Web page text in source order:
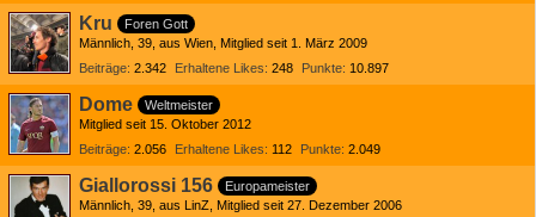
Kru
Foren Gott
Männlich 39 aus Wien Mitglied seit 1. März 2009
Beiträge 2.342 Erhaltene Likes 248 Punkte 10.897
Dome
Weltmeister
Mitglied seit 15. Oktober 2012
Beiträge 2.056 Erhaltene Likes 112 Punkte 2.049
Giallorossi 156
Europameister
Männlich 39 aus LinZ Mitglied seit 27. Dezember 2006